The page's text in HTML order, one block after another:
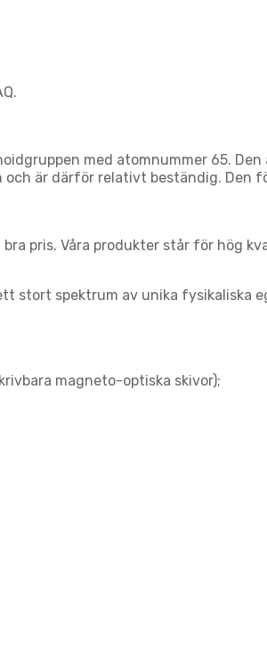
med atomnummer 65.
är därför relativt beständig. Den
pris. Våra produkter står för hög
stort spektrum av unika fysikaliska
magneto-optiska skivor);